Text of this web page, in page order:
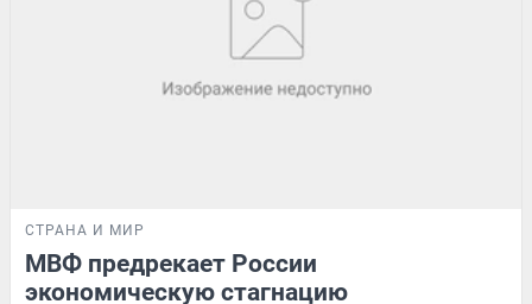
СТРАНА И МИР
МВФ предрекает России
экономическую стагнацию